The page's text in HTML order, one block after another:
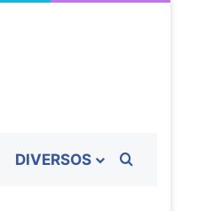
DIVERSOS